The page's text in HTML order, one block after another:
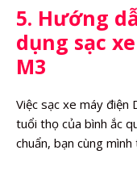
5. Hướng
dụng sạc
M3
Việc sạc xe máy điện
tuổi thọ của bình ắc
chuẩn, bạn cùng mình